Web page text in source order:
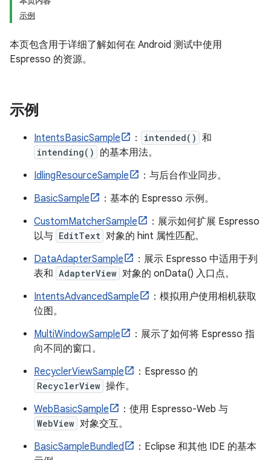
示例
本页包含用于详细了解如何在 Android 测试中使用
Espresso 的资源。
示例
IntentsBasicSample ： intended() 和
intending()
的基本用法。
IdlingResourceSample
：与后台作业同步。
BasicSample
：基本的 Espresso 示例。
CustomMatcherSample
：展示如何扩展 Espresso
以与 EditText 对象的 hint 属性匹配。
DataAdapterSample
：展示 Espresso 中适用于列
表和 AdapterView 对象的 onData() 入口点。
IntentsAdvancedSample
：模拟用户使用相机获取
位图。
MultiWindowSample
：展示了如何将 Espresso 指
向不同的窗口。
RecyclerViewSample
：Espresso 的
RecyclerView 操作。
WebBasicSample
：使用 Espresso-Web 与
WebView 对象交互。
BasicSampleBundled
：Eclipse 和其他 IDE 的基本